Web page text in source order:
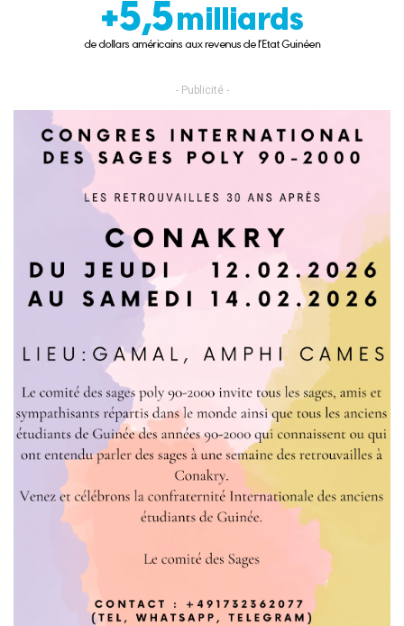
- Publicité -